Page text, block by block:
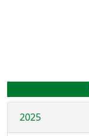
2025